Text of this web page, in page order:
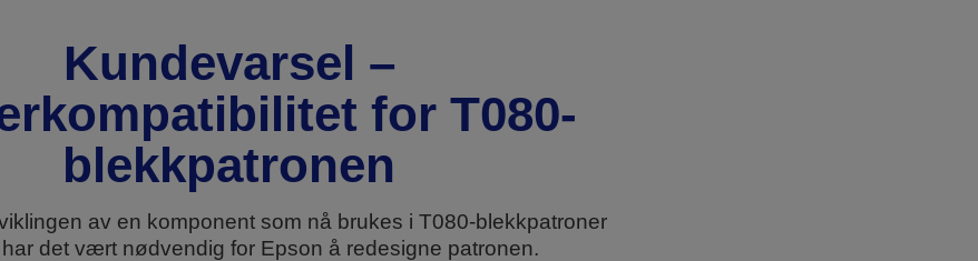
Kundevarsel –
for T080-
blekkpatronen
av en komponent som nå brukes i T080-blekkpatroner
har det vært nødvendig for Epson å redesigne patronen.